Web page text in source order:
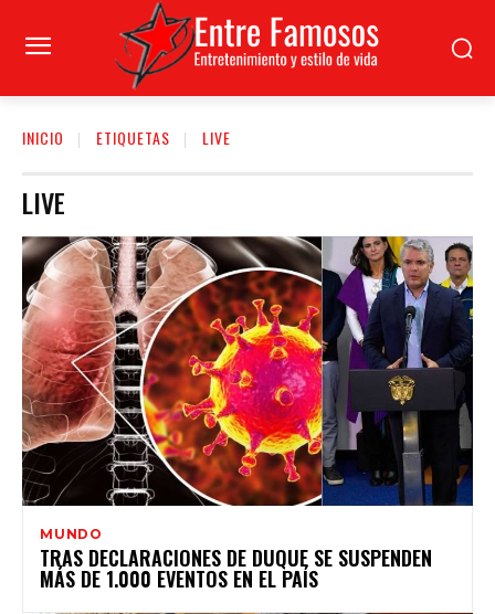
INICIO ETIQUETAS LIVE
LIVE
MUNDO
TRAS DECLARACIONES DE DUQUE SE SUSPENDEN
MÁS DE 1.000 EVENTOS EN EL PAÍS